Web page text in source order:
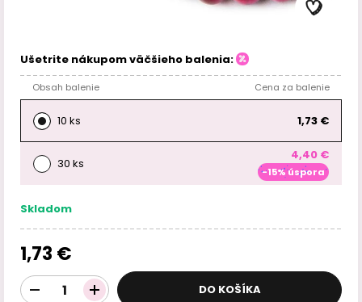
Ušetrite nákupom väčšieho balenia:
Obsah balenie Cena za balenie
10 ks 1,73 €
30 ks
4,40 €
-15% úspora
Skladom
1,73 €
DO KOŠÍKA